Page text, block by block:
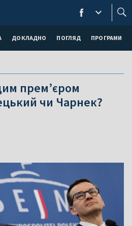
ДОКЛАДНО ПОГЛЯД ПРОГРАМИ
прем’єром
чи Чарнек?